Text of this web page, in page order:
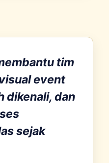
tim
event
dikenali, dan
sejak